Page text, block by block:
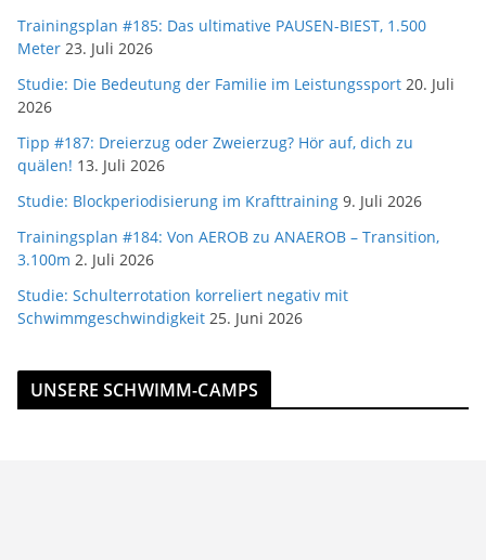
Trainingsplan #185: Das ultimative PAUSEN-BIEST, 1.500
Meter 23. Juli 2026
Studie: Die Bedeutung der Familie im Leistungssport 20. Juli
2026
Tipp #187: Dreierzug oder Zweierzug? Hör auf, dich zu
quälen! 13. Juli 2026
Studie: Blockperiodisierung im Krafttraining 9. Juli 2026
Trainingsplan #184: Von AEROB zu ANAEROB – Transition,
3.100m 2. Juli 2026
Studie: Schulterrotation korreliert negativ mit
Schwimmgeschwindigkeit 25. Juni 2026
UNSERE SCHWIMM-CAMPS